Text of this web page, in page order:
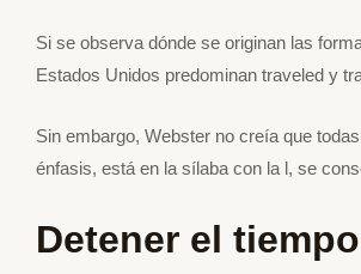
Si se observa dónde se originan las
Estados Unidos predominan traveled y
Sin embargo, Webster no creía que
énfasis, está en la sílaba con la l, se
Detener el